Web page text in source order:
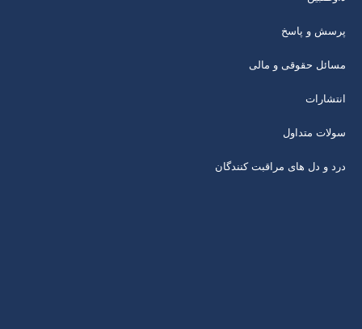
پرسش و پاسخ
مسائل حقوقی و مالی
انتشارات
سولات متداول
درد و دل های مراقبت کنندگان